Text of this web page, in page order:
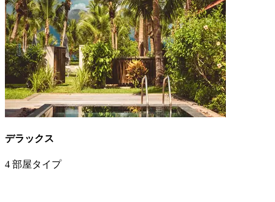
デラックス
4 部屋タイプ